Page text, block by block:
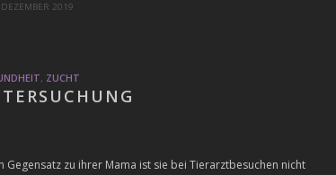
2019
, ZUCHT
zu ihrer Mama ist sie bei Tierarztbesuchen nicht